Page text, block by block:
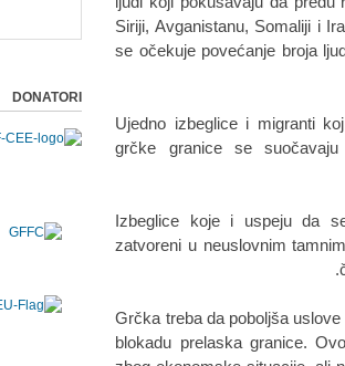
Siriji, Avganistanu, Somaliji i
se očekuje povećanje broja
Ujedno izbeglice i migranti
grčke granice se
Izbeglice koje i uspeju da
zatvoreni u neuslovnim
"Grčka treba da poboljša
blokadu prelaska granice.
DONATORI